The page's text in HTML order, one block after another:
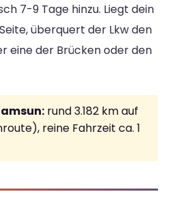
7-9 Tage hinzu. Liegt dein
überquert der Lkw den
eine der Brücken oder den
rund 3.182 km auf
reine Fahrzeit ca. 1